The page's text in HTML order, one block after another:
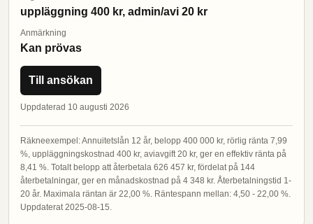
uppläggning 400 kr, admin/avi 20 kr
Anmärkning
Kan prövas
Till ansökan
Uppdaterad 10 augusti 2026
Räkneexempel: Annuitetslån 12 år, belopp 400 000 kr, rörlig ränta 7,99
%, uppläggningskostnad 400 kr, aviavgift 20 kr, ger en effektiv ränta på
8,41 %. Totalt belopp att återbetala 626 457 kr, fördelat på 144
återbetalningar, ger en månadskostnad på 4 348 kr. Återbetalningstid 1-
20 år. Maximala räntan är 22,00 %. Räntespann mellan: 4,50 - 22,00 %.
Uppdaterat 2025-08-15.